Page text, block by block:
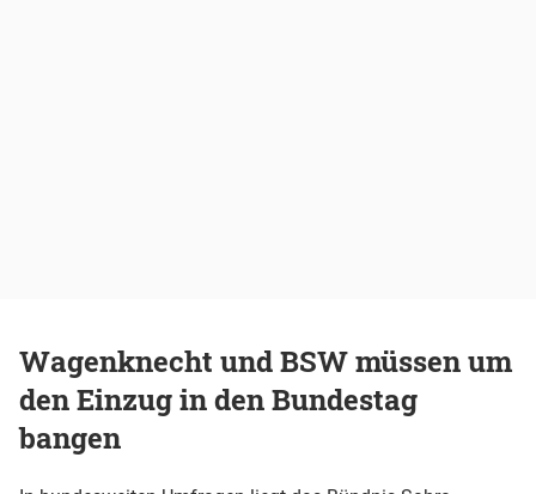
Wagenknecht und BSW müssen um
den Einzug in den Bundestag
bangen